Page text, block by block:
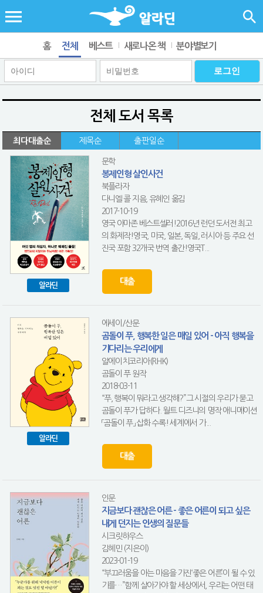
홈 전체 베스트 새로나온 책 분야별보기
전체 도서 목록
최다대출순 제목순 출판일순
알라딘
문학
봉제인형 살인사건
북플라자
다니엘 콜 지음, 유혜인 옮김
2017-10-19
영국 아마존 베스트셀러!2016년 런던 도서전 최고
의 화제작!영국, 미국, 일본, 독일, 러시아 등 주요 선
진국 포함 32개국 번역 출간!영국T...
대출
알라딘
에세이/산문
곰돌이 푸, 행복한 일은 매일 있어 - 아직 행복을
기다리는 우리에게
알에이치코리아(RHK)
곰돌이 푸 원작
2018-03-11
“푸, 행복이 뭐라고 생각해?”그 시절의 우리가 묻고
곰돌이 푸가 답하다. 월트 디즈니의 명작 애니메이션
「곰돌이 푸」 삽화 수록! 세계에서 가...
대출
인문
지금보다 괜찮은 어른 - 좋은 어른이 되고 싶은
내게 던지는 인생의 질문들
시크릿하우스
김혜민 (지은이)
2023-01-19
“부끄러움을 아는 마음을 가진‘좋은 어른’이 될 수 있
기를…”함께 살아가야 할 세상에서, 우리는 어떤 태